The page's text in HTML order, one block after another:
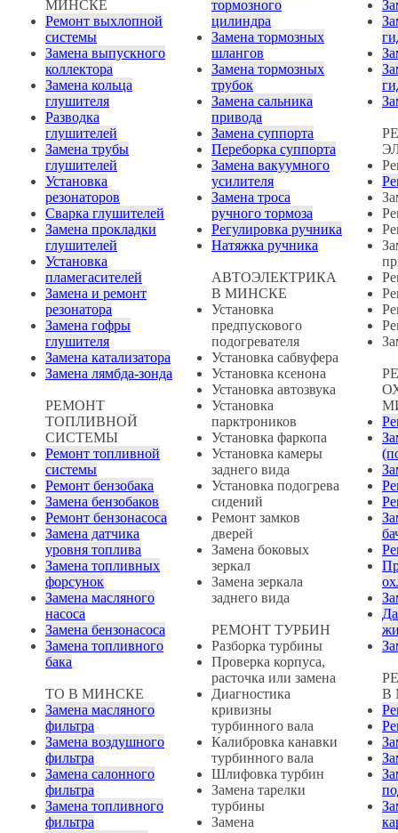
МИНСКЕ
Ремонт выхлопной
системы
Замена выпускного
коллектора
Замена кольца
глушителя
Разводка
глушителей
Замена трубы
глушителей
Установка
резонаторов
Сварка глушителей
Замена прокладки
глушителей
Установка
пламегасителей
Замена и ремонт
резонатора
Замена гофры
глушителя
Замена катализатора
Замена лямбда-зонда
РЕМОНТ
ТОПЛИВНОЙ
СИСТЕМЫ
Ремонт топливной
системы
Ремонт бензобака
Замена бензобаков
Ремонт бензонасоса
Замена датчика
уровня топлива
Замена топливных
форсунок
Замена масляного
насоса
Замена бензонасоса
Замена топливного
бака
ТО В МИНСКЕ
Замена масляного
фильтра
Замена воздушного
фильтра
Замена салонного
фильтра
Замена топливного
фильтра
тормозного
цилиндра
Замена тормозных
шлангов
Замена тормозных
трубок
Замена сальника
привода
Замена суппорта
Переборка суппорта
Замена вакуумного
усилителя
Замена троса
ручного тормоза
Регулировка ручника
Натяжка ручника
АВТОЭЛЕКТРИКА
В МИНСКЕ
Установка
предпускового
подогревателя
Установка сабвуфера
Установка ксенона
Установка автозвука
Установка
парктроников
Установка фаркопа
Установка камеры
заднего вида
Установка подогрева
сидений
Ремонт замков
дверей
Замена боковых
зеркал
Замена зеркала
заднего вида
РЕМОНТ ТУРБИН
Разборка турбины
Проверка корпуса,
расточка или замена
Диагностика
кривизны
турбинного вала
Калибровка канавки
турбинного вала
Шлифовка турбин
Замена тарелки
турбины
Замена
В